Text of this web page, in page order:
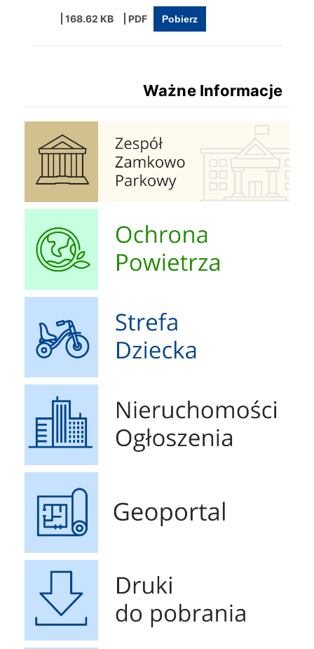
168.62 KB Pobierz
Ważne Informacje